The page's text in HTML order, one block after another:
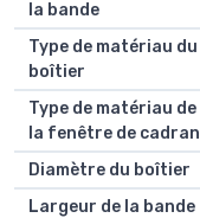
la bande
Type de matériau du
boîtier
Type de matériau de
la fenêtre de cadran
Diamètre du boîtier
Largeur de la bande